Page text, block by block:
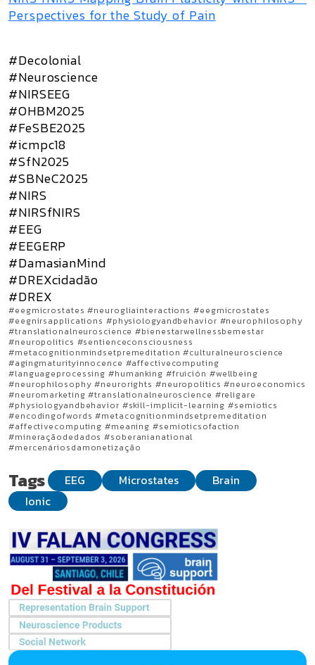
Perspectives for the Study of Pain
#Decolonial
#Neuroscience
#NIRSEEG
#OHBM2025
#FeSBE2025
#icmpc18
#SfN2025
#SBNeC2025
#NIRS
#NIRSfNIRS
#EEG
#EEGERP
#DamasianMind
#DREXcidadão
#DREX
#eegmicrostates #neurogliainteractions #eegmicrostates
#eegnirsapplications #physiologyandbehavior #neurophilosophy
#translationalneuroscience #bienestarwellnessbemestar
#neuropolitics #sentienceconsciousness
#metacognitionmindsetpremeditation #culturalneuroscience
#agingmaturityinnocence #affectivecomputing
#languageprocessing #humanking #fruición #wellbeing
#neurophilosophy #neurorights #neuropolitics #neuroeconomics
#neuromarketing #translationalneuroscience #religare
#physiologyandbehavior #skill-implicit-learning #semiotics
#encodingofwords #metacognitionmindsetpremeditation
#affectivecomputing #meaning #semioticsofaction
#mineraçãodedados #soberanianational
#mercenáriosdamonetização
Tags EEG Microstates
Brain
Ionic